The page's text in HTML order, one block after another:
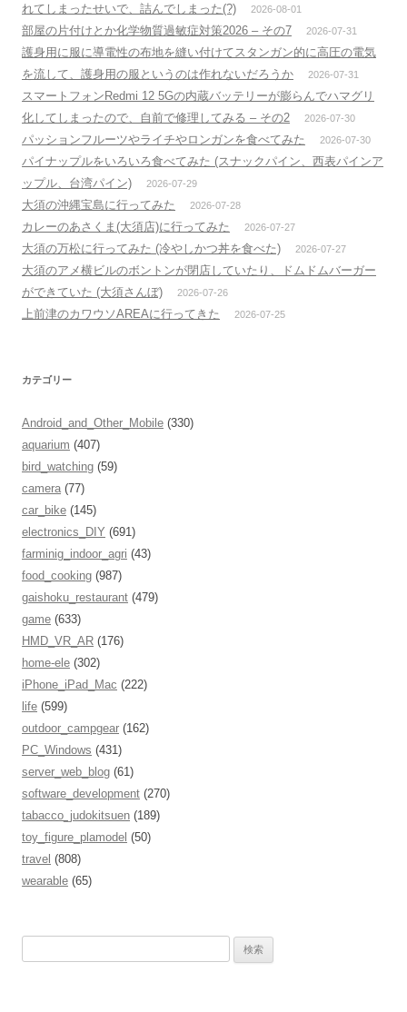
れてしまったせいで、詰んでしまった(?)
2026-08-01
部屋の片付けとか化学物質過敏症対策2026 – その7 2026-07-31
護身用に服に導電性の布地を縫い付けてスタンガン的に高圧の電気
を流して、護身用の服というのは作れないだろうか
2026-07-31
スマートフォンRedmi 12 5Gの内蔵バッテリーが膨らんでハマグリ
化してしまったので、自前で修理してみる – その2
2026-07-30
パッションフルーツやライチやロンガンを食べてみた 2026-07-30
パイナップルをいろいろ食べてみた (スナックパイン、西表パインア
ップル、台湾パイン)
2026-07-29
大須の沖縄宝島に行ってみた 2026-07-28
カレーのあさくま(大須店)に行ってみた 2026-07-27
大須の万松に行ってみた (冷やしかつ丼を食べた) 2026-07-27
大須のアメ横ビルのボントンが閉店していたり、ドムドムバーガー
ができていた (大須さんぼ)
2026-07-26
上前津のカワウソAREAに行ってきた 2026-07-25
カテゴリー
Android_and_Other_Mobile (330)
aquarium (407)
bird_watching (59)
camera (77)
car_bike (145)
electronics_DIY (691)
farminig_indoor_agri (43)
food_cooking (987)
gaishoku_restaurant (479)
game (633)
HMD_VR_AR (176)
home-ele (302)
iPhone_iPad_Mac (222)
life (599)
outdoor_campgear (162)
PC_Windows (431)
server_web_blog (61)
software_development (270)
tabacco_judokitsuen (189)
toy_figure_plamodel (50)
travel (808)
wearable (65)